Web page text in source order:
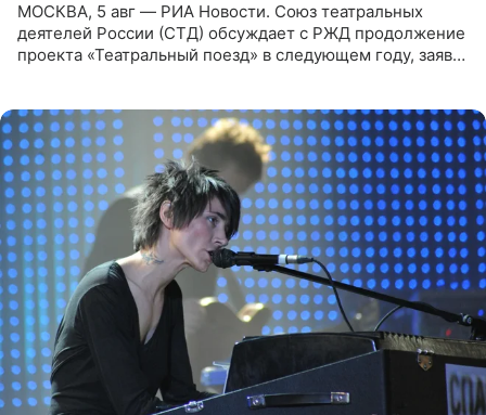
МОСКВА, 5 авг — РИА Новости. Союз театральных
деятелей России (СТД) обсуждает с РЖД продолжение
проекта «Театральный поезд» в следующем году, заявил